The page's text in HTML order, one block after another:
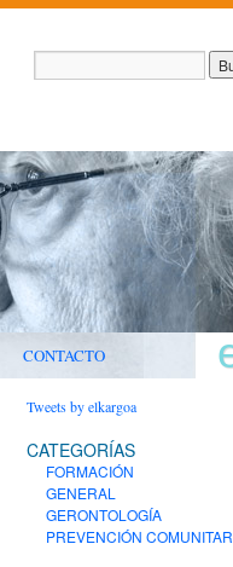
CONTACTO
Tweets by elkargoa
CATEGORÍAS
FORMACIÓN
GENERAL
GERONTOLOGÍA
PREVENCIÓN